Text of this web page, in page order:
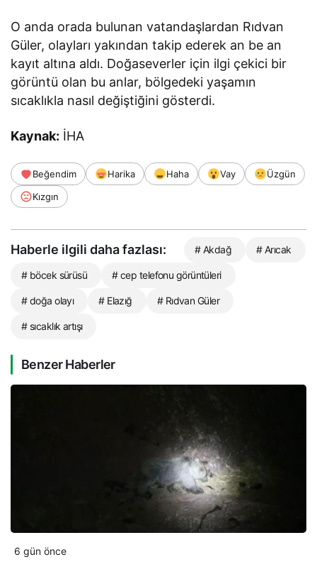
O anda orada bulunan vatandaşlardan Rıdvan
Güler, olayları yakından takip ederek an be an
kayıt altına aldı. Doğaseverler için ilgi çekici bir
görüntü olan bu anlar, bölgedeki yaşamın
sıcaklıkla nasıl değiştiğini gösterdi.
Kaynak: İHA
Beğendim Harika Haha Vay
Üzgün
Kızgın
Haberle ilgili daha fazlası: # Akdağ # Arıcak
# böcek sürüsü # cep telefonu görüntüleri
# doğa olayı # Elazığ # Rıdvan Güler
# sıcaklık artışı
Benzer Haberler
6 gün önce